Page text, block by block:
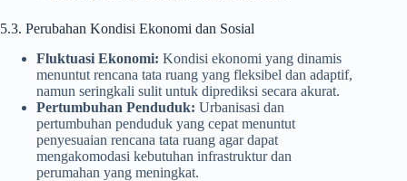
5.3. Perubahan Kondisi Ekonomi dan Sosial
Fluktuasi Ekonomi: Kondisi ekonomi yang dinamis
menuntut rencana tata ruang yang fleksibel dan adaptif,
namun seringkali sulit untuk diprediksi secara akurat.
Pertumbuhan Penduduk: Urbanisasi dan
pertumbuhan penduduk yang cepat menuntut
penyesuaian rencana tata ruang agar dapat
mengakomodasi kebutuhan infrastruktur dan
perumahan yang meningkat.